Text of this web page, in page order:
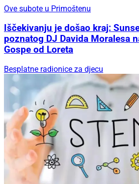
Ove subote u Primoštenu
Iščekivanju je došao kraj:
poznatog DJ Davida Moralesa
Gospe od Loreta
Besplatne radionice za djecu